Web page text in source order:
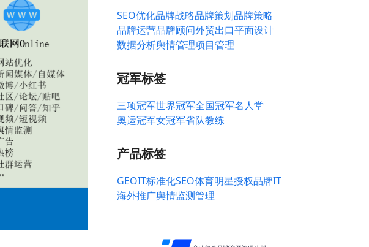
SEO优化品牌战略品牌策划品牌策略
品牌运营品牌顾问外贸出口平面设计
数据分析舆情管理项目管理
冠军标签
三项冠军世界冠军全国冠军名人堂
奥运冠军女冠军省队教练
产品标签
GEOIT标准化SEO体育明星授权品牌IT
海外推广舆情监测管理